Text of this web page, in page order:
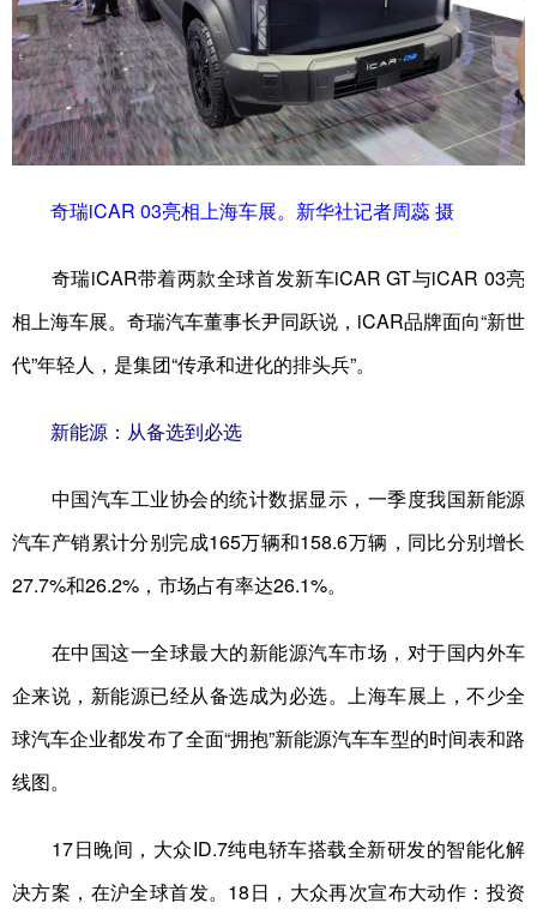
奇瑞iCAR 03亮相上海车展。新华社记者周蕊 摄
奇瑞iCAR带着两款全球首发新车iCAR GT与iCAR 03亮
相上海车展。奇瑞汽车董事长尹同跃说，iCAR品牌面向“新世
代”年轻人，是集团“传承和进化的排头兵”。
新能源：从备选到必选
中国汽车工业协会的统计数据显示，一季度我国新能源
汽车产销累计分别完成165万辆和158.6万辆，同比分别增长
27.7%和26.2%，市场占有率达26.1%。
在中国这一全球最大的新能源汽车市场，对于国内外车
企来说，新能源已经从备选成为必选。上海车展上，不少全
球汽车企业都发布了全面“拥抱”新能源汽车车型的时间表和路
线图。
17日晚间，大众ID.7纯电轿车搭载全新研发的智能化解
决方案，在沪全球首发。18日，大众再次宣布大动作：投资